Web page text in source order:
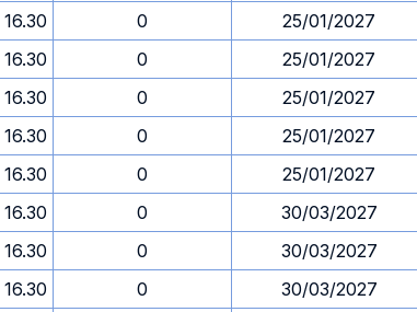
16.30 0
25/01/2027
16.30 0
25/01/2027
16.30 0
25/01/2027
16.30 0
25/01/2027
16.30 0
25/01/2027
16.30 0
30/03/2027
16.30 0
30/03/2027
16.30 0
30/03/2027